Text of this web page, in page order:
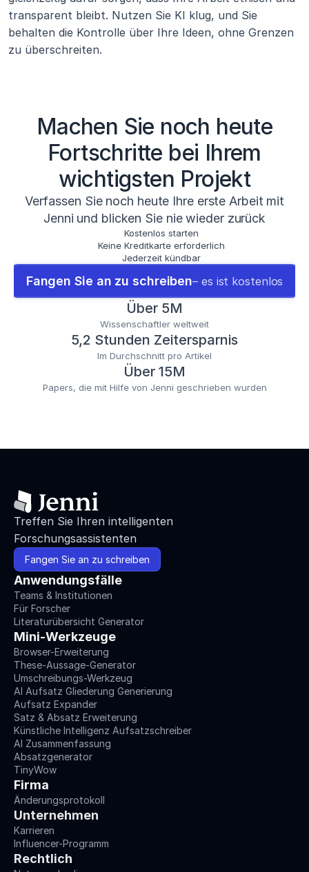
transparent bleibt. Nutzen Sie KI klug, und Sie
behalten die Kontrolle über Ihre Ideen, ohne Grenzen
zu überschreiten.
Machen Sie noch heute
Fortschritte bei Ihrem
wichtigsten Projekt
Verfassen Sie noch heute Ihre erste Arbeit mit
Jenni und blicken Sie nie wieder zurück
Kostenlos starten
Keine Kreditkarte erforderlich
Jederzeit kündbar
Fangen Sie an zu schreiben– es ist kostenlos
Über 5M
Wissenschaftler weltweit
5,2 Stunden Zeitersparnis
Im Durchschnitt pro Artikel
Über 15M
Papers, die mit Hilfe von Jenni geschrieben wurden
Treffen Sie Ihren intelligenten
Forschungsassistenten
Fangen Sie an zu schreiben
Anwendungsfälle
Teams & Institutionen
Für Forscher
Literaturübersicht Generator
Mini-Werkzeuge
Browser-Erweiterung
These-Aussage-Generator
Umschreibungs-Werkzeug
AI Aufsatz Gliederung Generierung
Aufsatz Expander
Satz & Absatz Erweiterung
Künstliche Intelligenz Aufsatzschreiber
AI Zusammenfassung
Absatzgenerator
TinyWow
Firma
Änderungsprotokoll
Unternehmen
Karrieren
Influencer-Programm
Rechtlich